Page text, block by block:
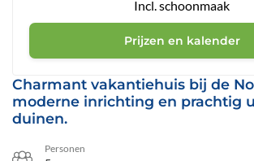
Charmant vakantiehuis bij de
moderne inrichting en prachtig
duinen.
Personen
Incl. schoonmaak
Prijzen en kalender